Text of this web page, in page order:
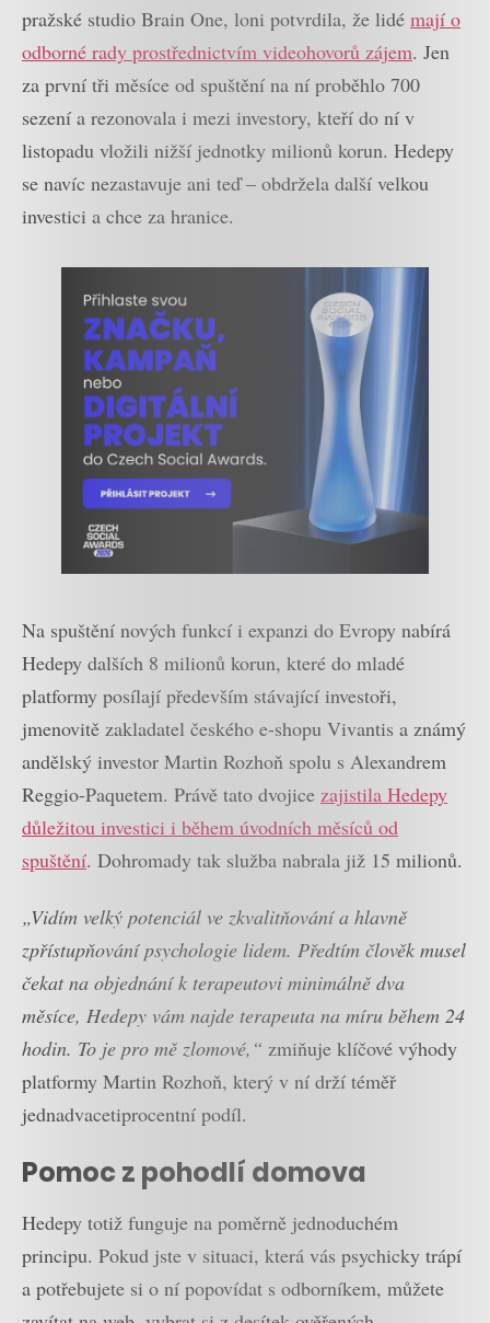
pražské studio Brain One, loni potvrdila, že lidé mají o
odborné rady prostřednictvím videohovorů zájem. Jen
za první tři měsíce od spuštění na ní proběhlo 700
sezení a rezonovala i mezi investory, kteří do ní v
listopadu vložili nižší jednotky milionů korun. Hedepy
se navíc nezastavuje ani teď – obdržela další velkou
investici a chce za hranice.
Na spuštění nových funkcí i expanzi do Evropy nabírá
Hedepy dalších 8 milionů korun, které do mladé
platformy posílají především stávající investoři,
jmenovitě zakladatel českého e-shopu Vivantis a známý
andělský investor Martin Rozhoň spolu s Alexandrem
Reggio-Paquetem. Právě tato dvojice zajistila Hedepy
důležitou investici i během úvodních měsíců od
spuštění. Dohromady tak služba nabrala již 15 milionů.
„Vidím velký potenciál ve zkvalitňování a hlavně
zpřístupňování psychologie lidem. Předtím člověk musel
čekat na objednání k terapeutovi minimálně dva
měsíce, Hedepy vám najde terapeuta na míru během 24
hodin. To je pro mě zlomové,“ zmiňuje klíčové výhody
platformy Martin Rozhoň, který v ní drží téměř
jednadvacetiprocentní podíl.
Pomoc z pohodlí domova
Hedepy totiž funguje na poměrně jednoduchém
principu. Pokud jste v situaci, která vás psychicky trápí
a potřebujete si o ní popovídat s odborníkem, můžete